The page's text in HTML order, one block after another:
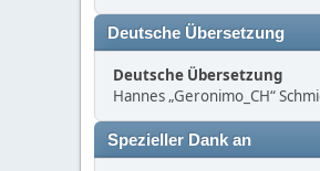
Deutsche Übersetzung
Deutsche Übersetzung
Hannes „Geronimo_CH“
Spezieller Dank an